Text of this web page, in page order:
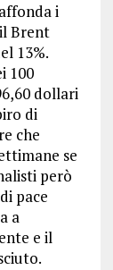
i
Brent
13%.
100
dollari
di
che
se
però
pace
a
e il